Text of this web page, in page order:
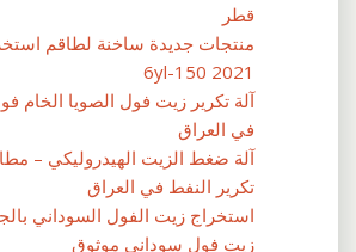
قطر
منتجات جديدة ساخنة لطاقم
2021 6yl-150
آلة تكرير زيت فول الصويا الخام
في العراق
آلة ضغط الزيت الهيدروليكي –
تكرير النفط في العراق
استخراج زيت الفول السوداني
زيت فول سوداني موثوق